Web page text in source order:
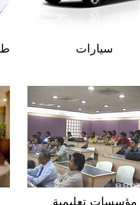
سيارات
مؤسسات تعليمية